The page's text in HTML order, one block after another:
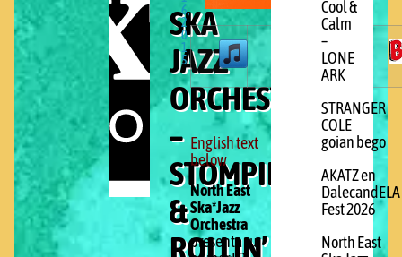
SKA
JAZZ
ORCHESTRA
–
STOMPIN’
&
ROLLIN’
6,
2
0
1
5
English text
below
North East
Ska*Jazz
Orchestra
presenta su
Cool &
Calm
–
LONE
ARK
STRANGER
COLE
goian bego
AKATZ en
DalecandELA
Fest 2026
North East